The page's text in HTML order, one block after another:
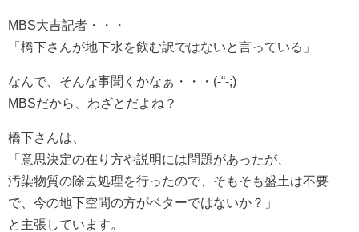
MBS大吉記者・・・
「橋下さんが地下水を飲む訳ではないと言っている」
なんで、そんな事聞くかなぁ・・・(-“-;)
MBSだから、わざとだよね？
橋下さんは、
「意思決定の在り方や説明には問題があったが、
汚染物質の除去処理を行ったので、そもそも盛土は不要
で、今の地下空間の方がベターではないか？」
と主張しています。